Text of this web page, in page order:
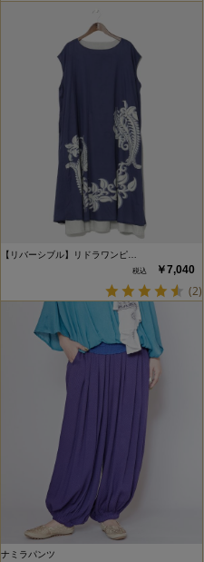
【リバーシブル】リドラワンピ…
￥7,040
(2)
ナミラパンツ